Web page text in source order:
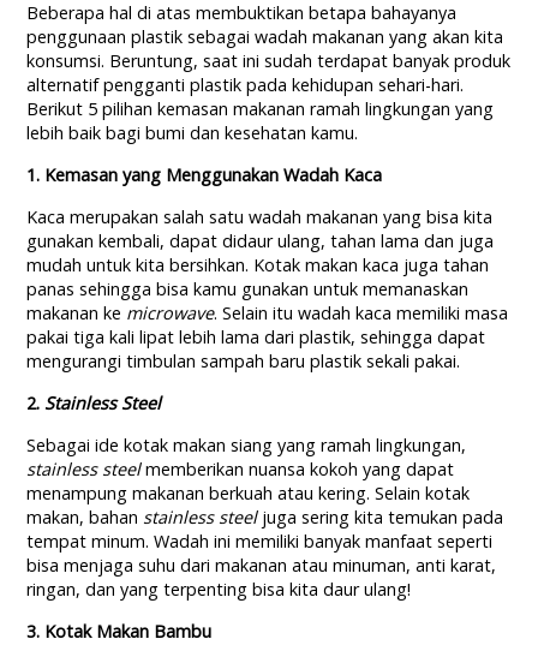
Beberapa hal di atas membuktikan betapa bahayanya
penggunaan plastik sebagai wadah makanan yang akan kita
konsumsi. Beruntung, saat ini sudah terdapat banyak produk
alternatif pengganti plastik pada kehidupan sehari-hari.
Berikut 5 pilihan kemasan makanan ramah lingkungan yang
lebih baik bagi bumi dan kesehatan kamu.
1. Kemasan yang Menggunakan Wadah Kaca
Kaca merupakan salah satu wadah makanan yang bisa kita
gunakan kembali, dapat didaur ulang, tahan lama dan juga
mudah untuk kita bersihkan. Kotak makan kaca juga tahan
panas sehingga bisa kamu gunakan untuk memanaskan
makanan ke microwave. Selain itu wadah kaca memiliki masa
pakai tiga kali lipat lebih lama dari plastik, sehingga dapat
mengurangi timbulan sampah baru plastik sekali pakai.
2. Stainless Steel
Sebagai ide kotak makan siang yang ramah lingkungan,
stainless steelmemberikan nuansa kokoh yang dapat
menampung makanan berkuah atau kering. Selain kotak
makan, bahan stainless steeljuga sering kita temukan pada
tempat minum. Wadah ini memiliki banyak manfaat seperti
bisa menjaga suhu dari makanan atau minuman, anti karat,
ringan, dan yang terpenting bisa kita daur ulang!
3. Kotak Makan Bambu